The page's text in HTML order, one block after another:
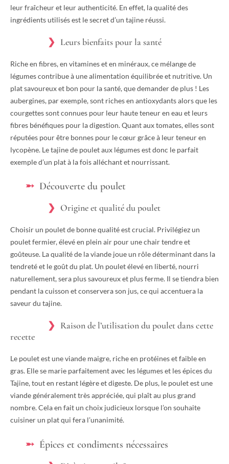
leur fraîcheur et leur authenticité. En effet, la qualité des
ingrédients utilisés est le secret d’un tajine réussi.
Leurs bienfaits pour la santé
Riche en fibres, en vitamines et en minéraux, ce mélange de
légumes contribue à une alimentation équilibrée et nutritive. Un
plat savoureux et bon pour la santé, que demander de plus ! Les
aubergines, par exemple, sont riches en antioxydants alors que les
courgettes sont connues pour leur haute teneur en eau et leurs
fibres bénéfiques pour la digestion. Quant aux tomates, elles sont
réputées pour être bonnes pour le cœur grâce à leur teneur en
lycopène. Le tajine de poulet aux légumes est donc le parfait
exemple d’un plat à la fois alléchant et nourrissant.
Découverte du poulet
Origine et qualité du poulet
Choisir un poulet de bonne qualité est crucial. Privilégiez un
poulet fermier, élevé en plein air pour une chair tendre et
goûteuse. La qualité de la viande joue un rôle déterminant dans la
tendreté et le goût du plat. Un poulet élevé en liberté, nourri
naturellement, sera plus savoureux et plus ferme. Il se tiendra bien
pendant la cuisson et conservera son jus, ce qui accentuera la
saveur du tajine.
Raison de l’utilisation du poulet dans cette
recette
Le poulet est une viande maigre, riche en protéines et faible en
gras. Elle se marie parfaitement avec les légumes et les épices du
Tajine, tout en restant légère et digeste. De plus, le poulet est une
viande généralement très appréciée, qui plaît au plus grand
nombre. Cela en fait un choix judicieux lorsque l’on souhaite
cuisiner un plat qui fera l’unanimité.
Épices et condiments nécessaires